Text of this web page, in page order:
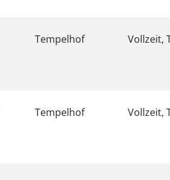
Tempelhof Vollzeit,
Tempelhof Vollzeit,